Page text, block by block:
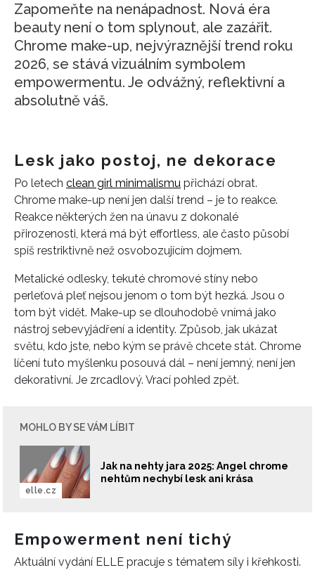
Zapomeňte na nenápadnost. Nová éra
beauty není o tom splynout, ale zazářit.
Chrome make-up, nejvýraznější trend roku
2026, se stává vizuálním symbolem
empowermentu. Je odvážný, reflektivní a
absolutně váš.
Lesk jako postoj, ne dekorace
Po letech clean girl minimalismu přichází obrat.
Chrome make-up není jen další trend – je to reakce.
Reakce některých žen na únavu z dokonalé
přirozenosti, která má být effortless, ale často působí
spíš restriktivně než osvobozujícím dojmem.
Metalické odlesky, tekuté chromové stíny nebo
perleťová pleť nejsou jenom o tom být hezká. Jsou o
tom být vidět. Make-up se dlouhodobě vnímá jako
nástroj sebevyjádření a identity. Způsob, jak ukázat
světu, kdo jste, nebo kým se právě chcete stát. Chrome
líčení tuto myšlenku posouvá dál – není jemný, není jen
dekorativní. Je zrcadlový. Vrací pohled zpět.
MOHLO BY SE VÁM LÍBIT
Jak na nehty jara 2025: Angel chrome
nehtům nechybí lesk ani krása
elle.cz
Empowerment není tichý
Aktuální vydání ELLE pracuje s tématem síly i křehkosti.